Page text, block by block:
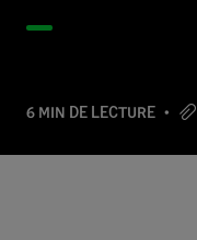
6 MIN DE LECTURE